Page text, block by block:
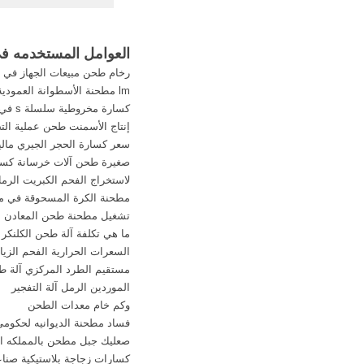
الارض والبحار
... والدفائن من باطن
...
العوامل
رخام طحن مبيعات الجهاز في
lm مطحنة الأسطوانة العمودية في الصين
كسارة مخروطية سلسلة s في نيجيريا
إنتاج الأسمنت طحن عملية
سعر كسارة الحجر الجيري
صغيرة طحن آلات خرسانة
لاستخراج الفحم الكبريت
مطحنة الكرة المسحوقة في
تشغيل مطحنة طحن المعادن
ما هي تكلفة آلة طحن الكلنكر
السعرات الحرارية الفحم
مستقيم الطرد المركزي آلة
الموردين الرمل آلة التفجير
وكم خام معدات الطحن
فساد مطحنة الديوانيه
صعليك جبل مطحن بالمملكه
كسارات زجاجة بلاستيكية